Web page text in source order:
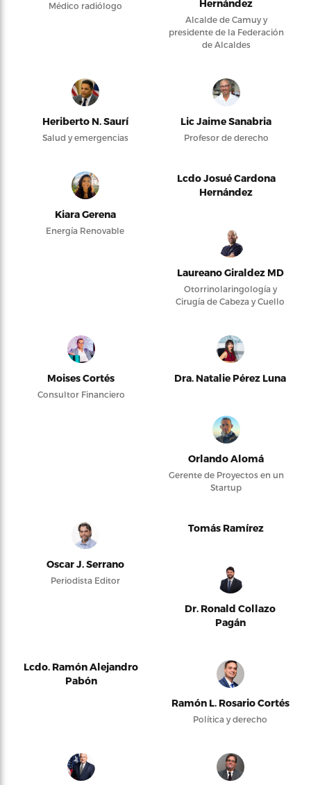
Médico radiólogo
Hernández
Alcalde de Camuy y
presidente de la Federación
de Alcaldes
Heriberto N. Saurí
Salud y emergencias
Lic Jaime Sanabria
Profesor de derecho
Kiara Gerena
Energía Renovable
Lcdo Josué Cardona
Hernández
Laureano Giraldez MD
Otorrinolaringología y
Cirugía de Cabeza y Cuello
Moises Cortés
Consultor Financiero
Dra. Natalie Pérez Luna
Orlando Alomá
Gerente de Proyectos en un
Startup
Oscar J. Serrano
Periodista Editor
Tomás Ramírez
Dr. Ronald Collazo
Pagán
Lcdo. Ramón Alejandro
Pabón
Ramón L. Rosario Cortés
Política y derecho